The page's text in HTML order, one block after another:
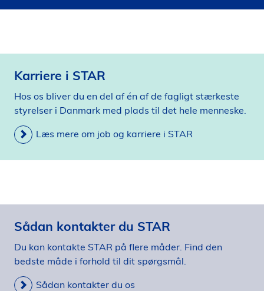
Karriere i STAR
Hos os bliver du en del af én af de fagligt stærkeste
styrelser i Danmark med plads til det hele menneske.
Læs mere om job og karriere i STAR
Sådan kontakter du STAR
Du kan kontakte STAR på flere måder. Find den
bedste måde i forhold til dit spørgsmål.
Sådan kontakter du os